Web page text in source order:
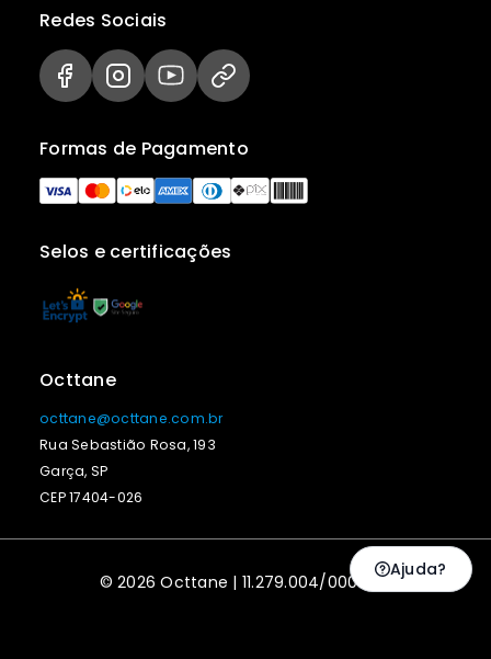
Selos e certificações
Formas de Pagamento
Redes Sociais
Octtane
octtane@octtane.com.br
Rua Sebastião Rosa, 193
Garça, SP
CEP 17404-026
© 2026 Octtane | 11.279.004/0001-77
Ajuda?